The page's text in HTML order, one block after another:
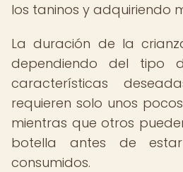
los taninos y adquiriendo
La duración de la
dependiendo del tipo
características
requieren solo unos
mientras que otros
botella antes de
consumidos.